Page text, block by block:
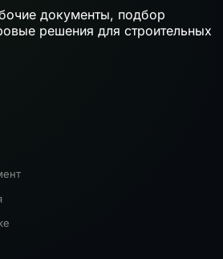
документы, подбор
решения для строительных